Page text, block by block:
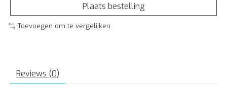
Plaats bestelling
Toevoegen om te vergelijken
Reviews (0)